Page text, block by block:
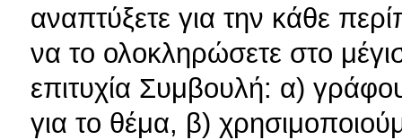
αναπτύξετε για την κάθε
να το ολοκληρώσετε στο
επιτυχία Συμβουλή: α)
για το θέμα, β)